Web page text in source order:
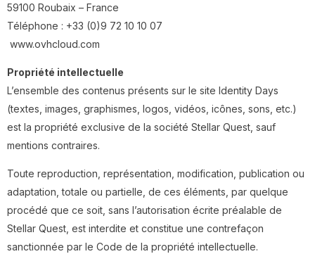
59100 Roubaix – France
Téléphone : +33 (0)9 72 10 10 07
www.ovhcloud.com
Propriété intellectuelle
L’ensemble des contenus présents sur le site Identity Days
(textes, images, graphismes, logos, vidéos, icônes, sons, etc.)
est la propriété exclusive de la société Stellar Quest, sauf
mentions contraires.
Toute reproduction, représentation, modification, publication ou
adaptation, totale ou partielle, de ces éléments, par quelque
procédé que ce soit, sans l’autorisation écrite préalable de
Stellar Quest, est interdite et constitue une contrefaçon
sanctionnée par le Code de la propriété intellectuelle.